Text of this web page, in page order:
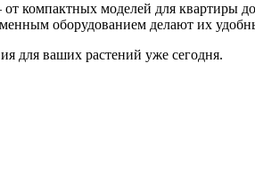
компактных моделей для квартиры
оборудованием делают их
для ваших растений уже сегодня.